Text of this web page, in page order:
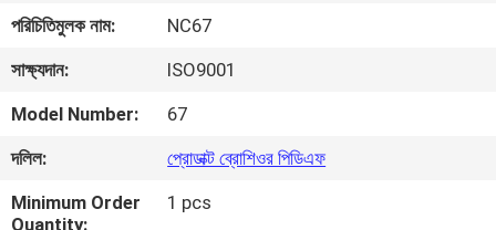
সম্বন্ধে
কারখানা
পরিদর্শন
পরিচিতিমুলক নাম:
NC67
সাক্ষ্যদান:
ISO9001
Model Number:
67
দলিল:
প্রোডাক্ট ব্রোশিওর পিডিএফ
Minimum Order
Quantity:
1 pcs